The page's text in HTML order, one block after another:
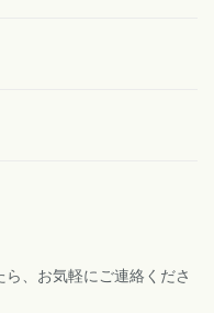
、お気軽にご連絡くださ